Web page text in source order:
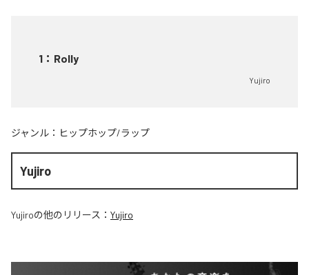
1 ： Rolly
Yujiro
ジャンル： ヒップホップ/ラップ
Yujiro
Yujiroの他のリリース： Yujiro